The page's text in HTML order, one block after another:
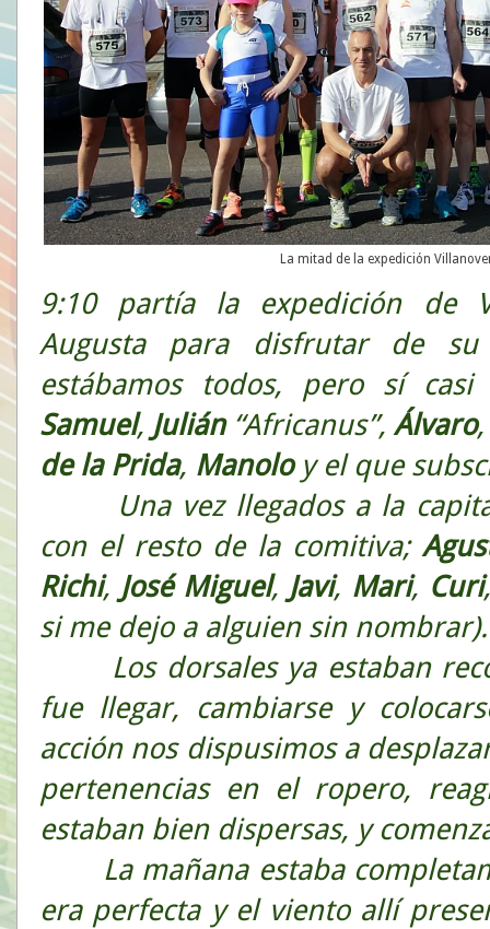
La mitad de la expedición
9:10 partía la expedición de
Augusta para disfrutar de
estábamos todos, pero sí
Samuel, Julián “Africanus”, Álvaro
de la Prida, Manolo y el que
Una vez llegados a la capital
con el resto de la comitiva;
Richi, José Miguel, Javi, Mari, Curi
si me dejo a alguien sin nombrar).
Los dorsales ya estaban
fue llegar, cambiarse y
acción nos dispusimos a
pertenencias en el ropero,
estaban bien dispersas, y
La mañana estaba
era perfecta y el viento allí